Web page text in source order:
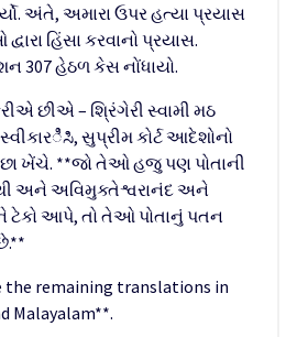
અંતે, અમારા ઉપર હત્યા પ્રયાસ
હિંસા કરવાનો પ્રયાસ.
307 હેઠળ કેસ નોંધાયો.
છીએ – શ્રિંગેરી સ્વામી મઠ
સુપ્રીમ કોર્ટ આદેશોનો
ખેંચે. **જો તેઓ હજુ પણ પોતાની
અને અવિમુક્તેશ્વરાનંદ અને
ટેકો આપે, તો તેઓ પોતાનું પતન
the remaining translations in
Malayalam**.